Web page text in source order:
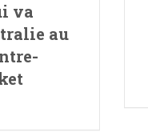
va
au